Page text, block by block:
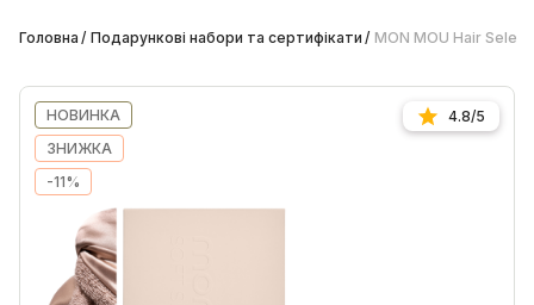
Головна Подарункові набори та сертифікати MON MOU Hair
НОВИНКА
ЗНИЖКА
-11%
4.8/5